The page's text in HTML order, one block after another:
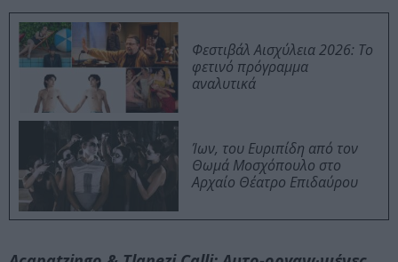
Φεστιβάλ Αισχύλεια 2026: Το
φετινό πρόγραμμα
αναλυτικά
Ίων, του Ευριπίδη από τον
Θωμά Μοσχόπουλο στο
Αρχαίο Θέατρο Επιδαύρου